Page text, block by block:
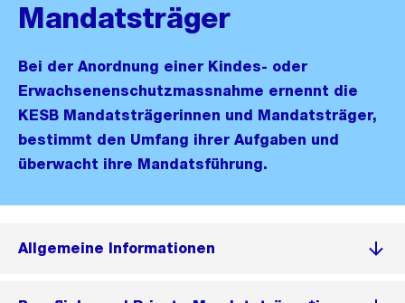
Mandatsträger
Bei der Anordnung einer Kindes- oder
Erwachsenenschutzmassnahme ernennt die
KESB Mandatsträgerinnen und Mandatsträger,
bestimmt den Umfang ihrer Aufgaben und
überwacht ihre Mandatsführung.
Allgemeine Informationen